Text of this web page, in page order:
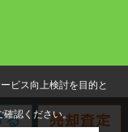
ビス向上検討を目的と
確認ください。